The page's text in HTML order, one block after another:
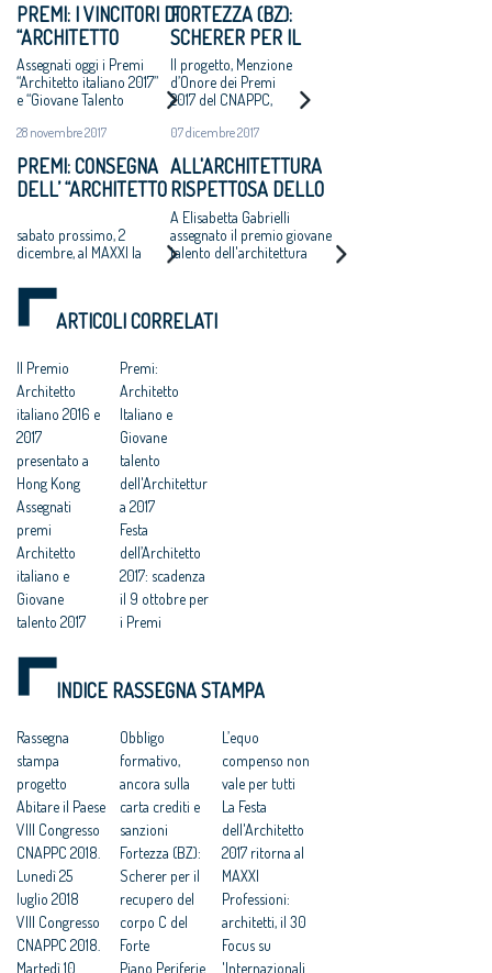
PREMI: I VINCITORI DI
“ARCHITETTO
ITALIANO 2017” E
“GIOVANE TALENTO
DELL’ARCHITETTURA
ITALIANA 2017”
Assegnati oggi i Premi
“Architetto italiano 2017”
e “Giovane Talento
2017” che il Consiglio
Pianificatori, Paesaggisti e
Conservatori ha bandito,
28 novembre 2017
PREMI: CONSEGNA
DELL’ “ARCHITETTO
DEL “GIOVANE
TALENTO
DELL’ARCHITETTURA
ITALIANA 2017”
sabato prossimo, 2
dicembre, al MAXXI la
2017” – verso l’VIII
Congresso degli
Architetti italiani
FORTEZZA (BZ):
SCHERER PER IL
RECUPERO DEL
CORPO C DEL
FORTE
Il progetto, Menzione
d’Onore dei Premi
2017 del CNAPPC,
distrutto per
della SS12
07 dicembre 2017
ALL'ARCHITETTURA
RISPETTOSA DELLO
STUDIO
CARAVATTI_CARAVATTI
IL PREMIO
A Elisabetta Gabrielli
assegnato il premio giovane
talento dell'architettura
2017 per il progetto del
ARTICOLI CORRELATI
Il Premio
Architetto
italiano 2016 e
2017
presentato a
Hong Kong
Assegnati
premi
Architetto
italiano e
Giovane
talento 2017
dell'Architetto
2017 ritorna al
Festa
dell’Architetto
2017 - Una
legge per
l’architettura
Festa
dell’Architetto
2017, Consiglio
Nazionale: “I
bravi architetti
vanno
Premi:
Architetto
Italiano e
Giovane
talento
dell'Architettur
a 2017
Festa
dell’Architetto
2017: scadenza
il 9 ottobre per
i Premi
Italiano e
Talento
dell’Architettur
a 2017, come
candidarsi
Festa
dell'Architetto:
al via i Premi
Architetto
Italiano e
Giovane
talento
INDICE RASSEGNA STAMPA
Rassegna
stampa
progetto
Abitare il Paese
VIII Congresso
CNAPPC 2018.
Lunedì 25
luglio 2018
VIII Congresso
CNAPPC 2018.
Martedì 10
Obbligo
formativo,
ancora sulla
carta crediti e
sanzioni
Fortezza (BZ):
Scherer per il
recupero del
corpo C del
Forte
Piano Periferie
L’equo
compenso non
vale per tutti
La Festa
dell'Architetto
2017 ritorna al
MAXXI
Professioni:
architetti, il 30
Focus su
'Internazionali